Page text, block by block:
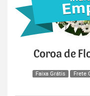
Coroa de
Faixa Grátis Frete